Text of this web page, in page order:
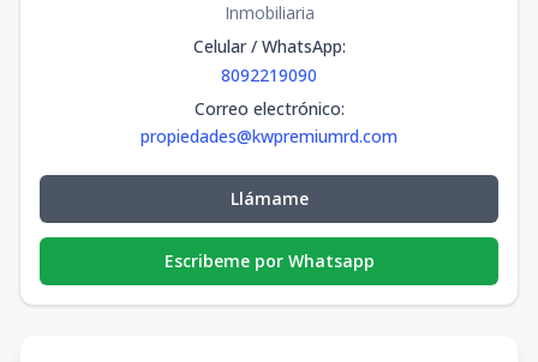
Inmobiliaria
Celular / WhatsApp:
8092219090
Correo electrónico:
propiedades@kwpremiumrd.com
Llámame
Escribeme por Whatsapp